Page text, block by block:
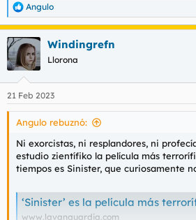
R
e
a
c
c
i
e
s
Angulo
Windingrefn
Llorona
21 Feb 2023
Angulo rebuznó:
Ni exorcistas, ni resplandores, ni
estudio zientífiko la película más
tiempos es Sinister, que curiosamente
‘Sinister’ es la película más terrorífica
www.lavanguardia.com